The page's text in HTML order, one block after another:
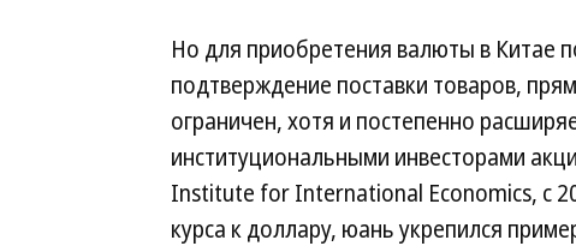
Но для приобретения валюты в Китае
подтверждение поставки товаров,
ограничен, хотя и постепенно
институциональными инвесторами
Institute for International Economics, с
курса к доллару, юань укрепился